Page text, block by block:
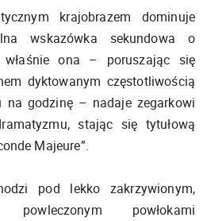
krajobrazem dominuje
wskazówka sekundowa o
ona – poruszając się
dyktowanym częstotliwością
godzinę – nadaje zegarkowi
stając się tytułową
Majeure”.
pod lekko zakrzywionym,
powłokami